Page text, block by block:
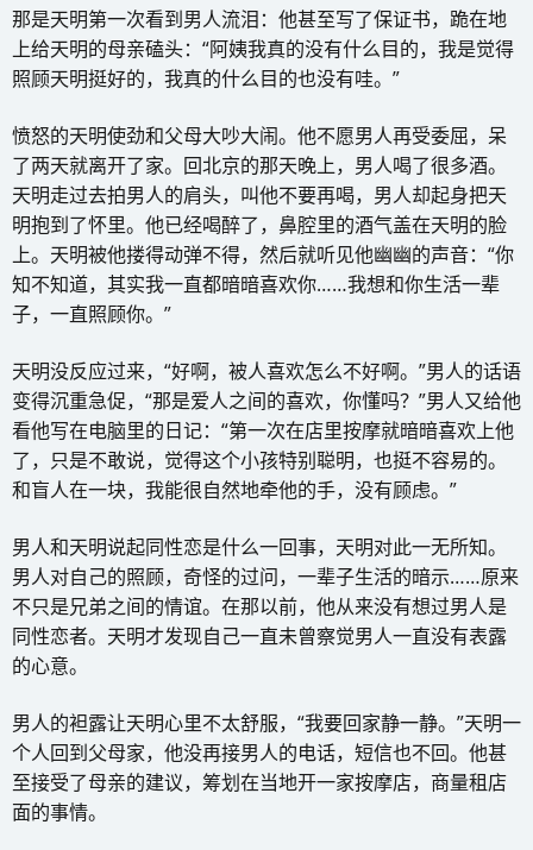
那是天明第一次看到男人流泪：他甚至写了保证书，跪在地
上给天明的母亲磕头：“阿姨我真的没有什么目的，我是觉得
照顾天明挺好的，我真的什么目的也没有哇。”
愤怒的天明使劲和父母大吵大闹。他不愿男人再受委屈，呆
了两天就离开了家。回北京的那天晚上，男人喝了很多酒。
天明走过去拍男人的肩头，叫他不要再喝，男人却起身把天
明抱到了怀里。他已经喝醉了，鼻腔里的酒气盖在天明的脸
上。天明被他搂得动弹不得，然后就听见他幽幽的声音：“你
知不知道，其实我一直都暗暗喜欢你……我想和你生活一辈
子，一直照顾你。”
天明没反应过来，“好啊，被人喜欢怎么不好啊。”男人的话语
变得沉重急促，“那是爱人之间的喜欢，你懂吗？”男人又给他
看他写在电脑里的日记：“第一次在店里按摩就暗暗喜欢上他
了，只是不敢说，觉得这个小孩特别聪明，也挺不容易的。
和盲人在一块，我能很自然地牵他的手，没有顾虑。”
男人和天明说起同性恋是什么一回事，天明对此一无所知。
男人对自己的照顾，奇怪的过问，一辈子生活的暗示……原来
不只是兄弟之间的情谊。在那以前，他从来没有想过男人是
同性恋者。天明才发现自己一直未曾察觉男人一直没有表露
的心意。
男人的袒露让天明心里不太舒服，“我要回家静一静。”天明一
个人回到父母家，他没再接男人的电话，短信也不回。他甚
至接受了母亲的建议，筹划在当地开一家按摩店，商量租店
面的事情。